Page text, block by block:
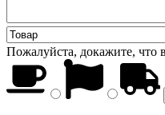
Пожалуйста, докажите, что